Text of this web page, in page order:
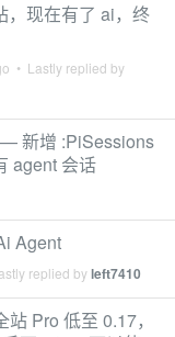
，现在有了 ai，终
• Lastly replied by
新增 :PiSessions
agent 会话
Agent
replied byleft7410
Pro 低至 0.17，